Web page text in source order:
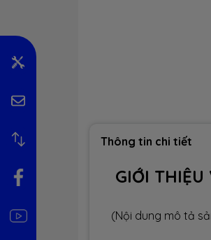
Thông tin chi tiết
GIỚI
(Nội dung mô tả